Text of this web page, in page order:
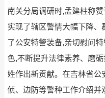
南关分局调研时,孟建柱称
实现了辖区警情大幅下降
了公安特警装备,亲切慰问
色,不断提升法律素养、磨
姓作出新贡献。在吉林省公
侦、边防等警种工作介绍